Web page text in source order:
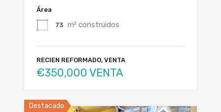
Área
73 m² construidos
RECIEN REFORMADO, VENTA
€350,000 VENTA
Destacado